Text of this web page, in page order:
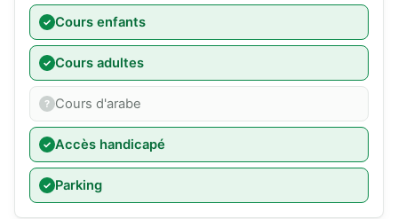
Cours enfants
Cours adultes
Cours d'arabe
Accès handicapé
Parking